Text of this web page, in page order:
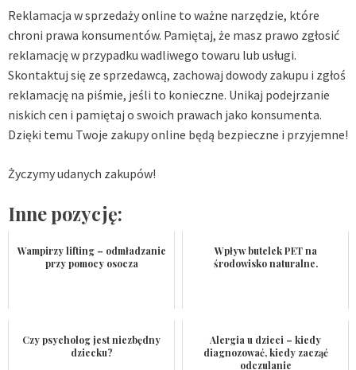
Reklamacja w sprzedaży online to ważne narzędzie, które
chroni prawa konsumentów. Pamiętaj, że masz prawo zgłosić
reklamację w przypadku wadliwego towaru lub usługi.
Skontaktuj się ze sprzedawcą, zachowaj dowody zakupu i zgłoś
reklamację na piśmie, jeśli to konieczne. Unikaj podejrzanie
niskich cen i pamiętaj o swoich prawach jako konsumenta.
Dzięki temu Twoje zakupy online będą bezpieczne i przyjemne!
Życzymy udanych zakupów!
Inne pozycję:
Wampirzy lifting – odmładzanie
przy pomocy osocza
Wpływ butelek PET na
środowisko naturalne.
Czy psycholog jest niezbędny
dziecku?
Alergia u dzieci – kiedy
diagnozować, kiedy zacząć
odczulanie